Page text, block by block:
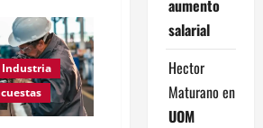
Industria
aumento
salarial
Hector
Maturano en
UOM